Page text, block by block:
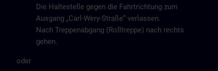
Die Haltestelle gegen die Fahrtrichtung zum
Ausgang „Carl-Wery-Straße“ verlassen.
Nach Treppenabgang (Rolltreppe) nach rechts
gehen.
oder